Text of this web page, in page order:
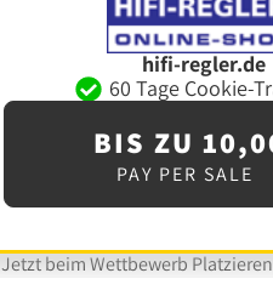
hifi-regler.de
60 Tage Cookie-
BIS ZU
PAY PER SALE
Jetzt beim Wettbewerb